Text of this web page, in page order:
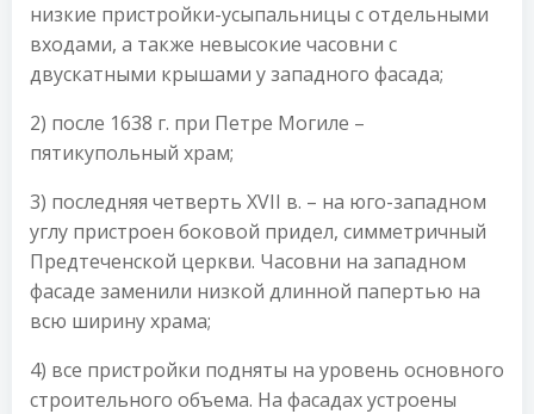
низкие пристройки-усыпальницы с отдельными
входами, а также невысокие часовни с
двускатными крышами у западного фасада;
2) после 1638 г. при Петре Могиле –
пятикупольный храм;
3) последняя четверть XVII в. – на юго-западном
углу пристроен боковой придел, симметричный
Предтеченской церкви. Часовни на западном
фасаде заменили низкой длинной папертью на
всю ширину храма;
4) все пристройки подняты на уровень основного
строительного объема. На фасадах устроены